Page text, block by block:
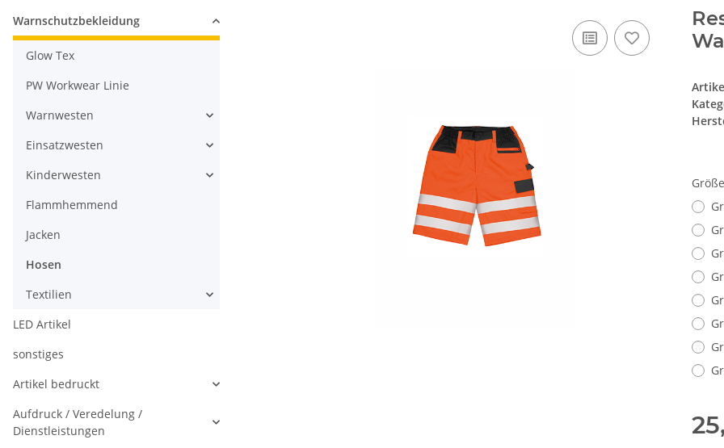
Größe
Warnschutzbekleidung
Glow Tex
PW Workwear Linie
Warnwesten
Einsatzwesten
Kinderwesten
Flammhemmend
Jacken
Hosen
Textilien
LED Artikel
sonstiges
Artikel bedruckt
Aufdruck / Veredelung /
Dienstleistungen